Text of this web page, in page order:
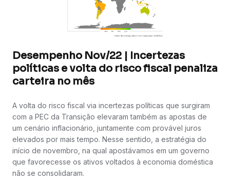
Desempenho Nov/22 | Incertezas
políticas e volta do risco fiscal penaliza
carteira no mês
A volta do risco fiscal via incertezas políticas que surgiram
com a PEC da Transição elevaram também as apostas de
um cenário inflacionário, juntamente com provável juros
elevados por mais tempo. Nesse sentido, a estratégia do
início de novembro, na qual apostávamos em um governo
que favorecesse os ativos voltados à economia doméstica
não se consolidaram.